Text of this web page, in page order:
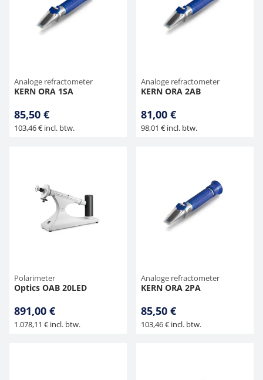
Analoge refractometer
KERN ORA 1SA
85,50 €
103,46 € incl. btw.
Analoge refractometer
KERN ORA 2AB
81,00 €
98,01 € incl. btw.
Polarimeter
Optics OAB 20LED
891,00 €
1.078,11 € incl. btw.
Analoge refractometer
KERN ORA 2PA
85,50 €
103,46 € incl. btw.